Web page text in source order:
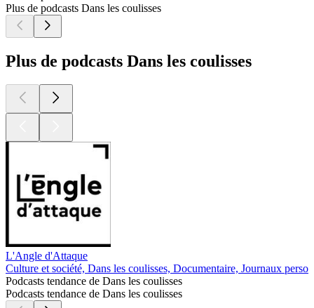
Plus de podcasts Dans les coulisses
Plus de podcasts Dans les coulisses
L'Angle d'Attaque
Culture et société, Dans les coulisses, Documentaire, Journaux
Podcasts tendance de Dans les coulisses
Podcasts tendance de Dans les coulisses